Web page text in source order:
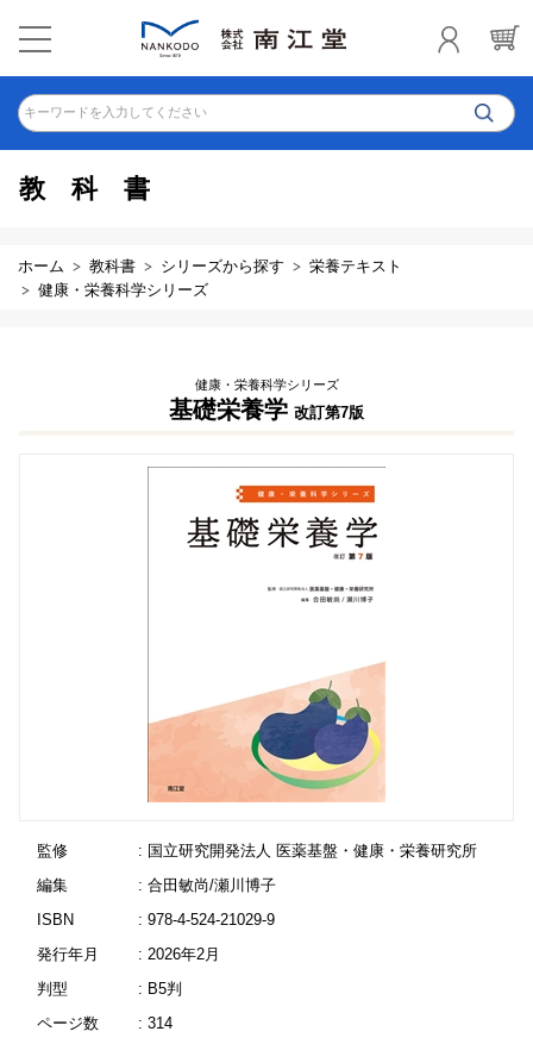
キーワードを入力してください
教科書
ホーム 教科書 シリーズから探す
栄養テキスト
健康・栄養科学シリーズ
健康・栄養科学シリーズ
基礎栄養学 改訂第7版
監修
: 国立研究開発法人 医薬基盤・健康・栄養研究所
編集
: 合田敏尚/瀬川博子
ISBN
: 978-4-524-21029-9
発行年月
: 2026年2月
判型
: B5判
ページ数
: 314